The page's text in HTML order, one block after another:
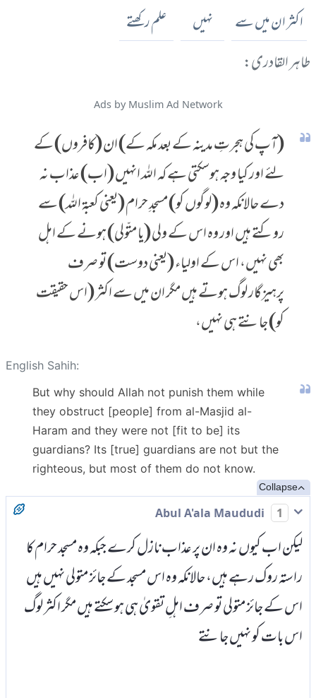
اکثر ان میں سے نہیں علم رکھتے
طاہر القادری:
Ads by Muslim Ad Network
(آپ کی ہجرتِ مدینہ کے بعد مکہ کے) ان (کافروں) کے
لئے اور کیا وجہ ہوسکتی ہے کہ اللہ انہیں (اب) عذاب نہ
دے حالانکہ وہ (لوگوں کو) مسجدِ حرام (یعنی کعبۃ اللہ) سے
روکتے ہیں اور وہ اس کے ولی (یا متّولی) ہونے کے اہل
بھی نہیں، اس کے اولیاء (یعنی دوست) تو صرف
پرہیزگار لوگ ہوتے ہیں مگر ان میں سے اکثر (اس حقیقت
کو) جانتے ہی نہیں،
English Sahih:
But why should Allah not punish them while
they obstruct [people] from al-Masjid al-
Haram and they were not [fit to be] its
guardians? Its [true] guardians are not but the
righteous, but most of them do not know.
Collapse
1
لیکن اب کیوں نہ وہ ان پر عذاب نازل کرے جبکہ وہ مسجد حرام کا
راستہ روک رہے ہیں، حالانکہ وہ اس مسجد کے جائز متولی نہیں ہیں
اس کے جائز متولی تو صرف اہلِ تقویٰ ہی ہو سکتے ہیں مگر اکثر لوگ
اس بات کو نہیں جانتے